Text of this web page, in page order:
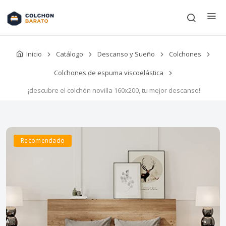
Inicio Catálogo Descanso y Sueño Colchones
Colchones de espuma viscoelástica
¡descubre el colchón novilla 160x200, tu mejor descanso!
Recomendado